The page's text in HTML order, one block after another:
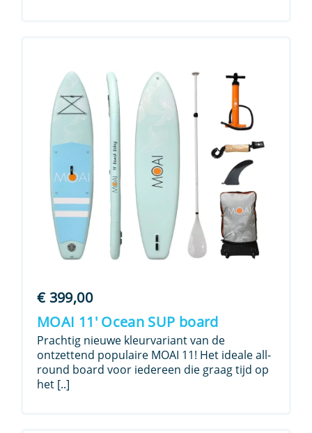
€399,00
MOAI 11′ Ocean SUP board
Prachtig nieuwe kleurvariant van de
ontzettend populaire MOAI 11! Het ideale all-
round board voor iedereen die graag tijd op
het [..]